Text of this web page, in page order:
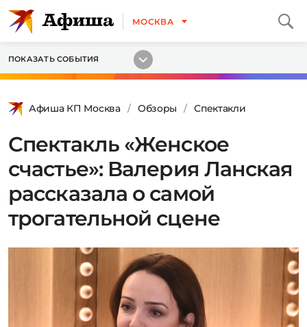
МОСКВА
ПОКАЗАТЬ СОБЫТИЯ
Афиша КП Москва Обзоры Спектакли
Спектакль «Женское
счастье»: Валерия Ланская
рассказала о самой
трогательной сцене